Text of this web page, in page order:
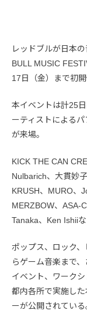
レッドブルが日本
BULL MUSIC
17日（金）まで初開
本イベントは計25
ーティストによる
が来場。
KICK THE CAN
Nulbarich、大貫妙
KRUSH、MURO、
MERZBOW、ASA-
Tanaka、Ken Ishiiな
ポップス、ロック
らゲーム音楽まで
イベント、ワーク
都内各所で実施し
ーが公開されている